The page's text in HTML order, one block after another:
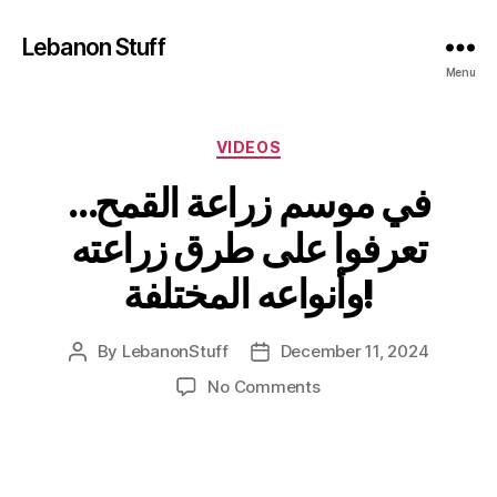
Lebanon Stuff
Menu
Categories
VIDEOS
في موسم زراعة القمح…
تعرفوا على طرق زراعته
وأنواعه المختلفة!
Post
By LebanonStuff
PostDecember 11, 2024
No Commentson